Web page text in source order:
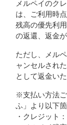
メルペイのク
は、ご利用時
残高の優先利
の返還、返金
ただし、メル
ャンセルされ
として返金いた
※支払い方法
ふ」より以下
・クレジット